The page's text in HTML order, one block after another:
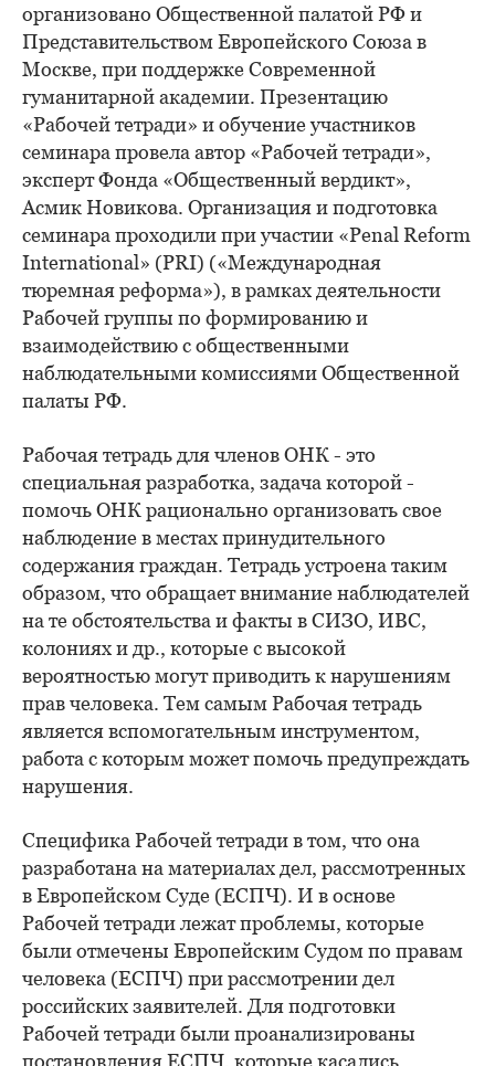
организовано Общественной палатой РФ и
Представительством Европейского Союза в
Москве, при поддержке Современной
гуманитарной академии. Презентацию
«Рабочей тетради» и обучение участников
семинара провела автор «Рабочей тетради»,
эксперт Фонда «Общественный вердикт»,
Асмик Новикова. Организация и подготовка
семинара проходили при участии «Penal Reform
International» (PRI) («Международная
тюремная реформа»), в рамках деятельности
Рабочей группы по формированию и
взаимодействию с общественными
наблюдательными комиссиями Общественной
палаты РФ.
Рабочая тетрадь для членов ОНК - это
специальная разработка, задача которой -
помочь ОНК рационально организовать свое
наблюдение в местах принудительного
содержания граждан. Тетрадь устроена таким
образом, что обращает внимание наблюдателей
на те обстоятельства и факты в СИЗО, ИВС,
колониях и др., которые с высокой
вероятностью могут приводить к нарушениям
прав человека. Тем самым Рабочая тетрадь
является вспомогательным инструментом,
работа с которым может помочь предупреждать
нарушения.
Специфика Рабочей тетради в том, что она
разработана на материалах дел, рассмотренных
в Европейском Суде (ЕСПЧ). И в основе
Рабочей тетради лежат проблемы, которые
были отмечены Европейским Судом по правам
человека (ЕСПЧ) при рассмотрении дел
российских заявителей. Для подготовки
Рабочей тетради были проанализированы
постановления ЕСПЧ, которые касались